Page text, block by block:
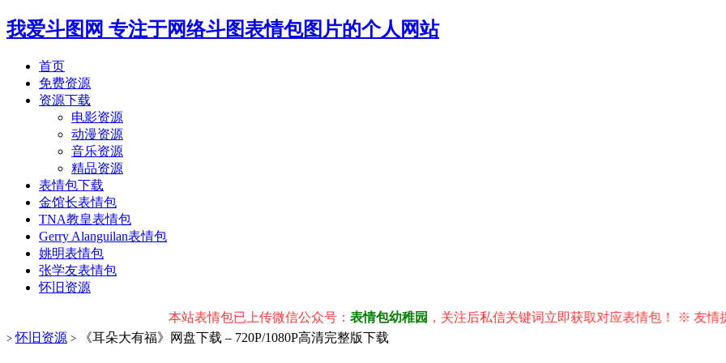
我爱斗图网 专注于网络斗图表情包图片的个人网站
首页
免费资源
资源下载
电影资源
动漫资源
音乐资源
精品资源
表情包下载
金馆长表情包
TNA教皇表情包
Gerry Alanguilan表情包
姚明表情包
张学友表情包
怀旧资源
本站表情包已上传微信公众号：表情包幼稚园，关注后私信关键词立即获取对应表情包！ ※ 友情提示
> 怀旧资源 > 《耳朵大有福》网盘下载 – 720P/1080P高清完整版下载